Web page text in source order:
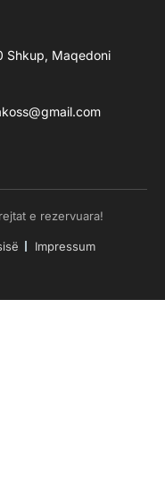
Shkup, Maqedoni
e rezervuara!
Impressum